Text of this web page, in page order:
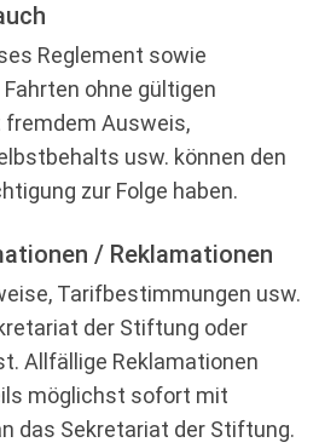
Reglement sowie
ohne gültigen
Ausweis,
usw. können den
zur Folge haben.
/ Reklamationen
Tarifbestimmungen usw.
der Stiftung oder
Allfällige Reklamationen
möglichst sofort mit
das Sekretariat der Stiftung.